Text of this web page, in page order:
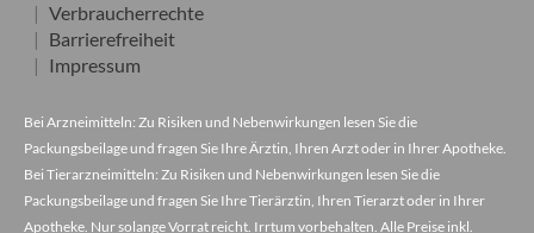
Verbraucherrechte
Barrierefreiheit
Impressum
Bei Arzneimitteln: Zu Risiken und Nebenwirkungen lesen Sie die
Packungsbeilage und fragen Sie Ihre Ärztin, Ihren Arzt oder in Ihrer Apotheke.
Bei Tierarzneimitteln: Zu Risiken und Nebenwirkungen lesen Sie die
Packungsbeilage und fragen Sie Ihre Tierärztin, Ihren Tierarzt oder in Ihrer
Apotheke. Nur solange Vorrat reicht. Irrtum vorbehalten. Alle Preise inkl.